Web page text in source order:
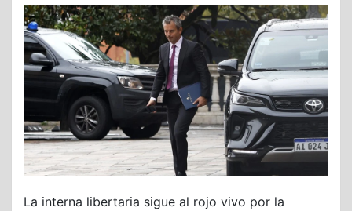
La interna libertaria sigue al rojo vivo por la